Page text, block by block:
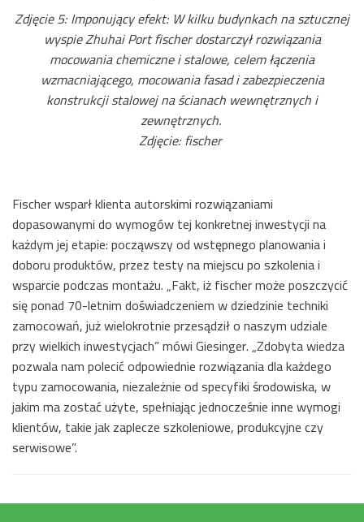
Zdjęcie 5: Imponujący efekt: W kilku budynkach na sztucznej
wyspie Zhuhai Port fischer dostarczył rozwiązania
mocowania chemiczne i stalowe, celem łączenia
wzmacniającego, mocowania fasad i zabezpieczenia
konstrukcji stalowej na ścianach wewnętrznych i
zewnętrznych.
Zdjęcie: fischer
Fischer wsparł klienta autorskimi rozwiązaniami
dopasowanymi do wymogów tej konkretnej inwestycji na
każdym jej etapie: począwszy od wstępnego planowania i
doboru produktów, przez testy na miejscu po szkolenia i
wsparcie podczas montażu. „Fakt, iż fischer może poszczycić
się ponad 70-letnim doświadczeniem w dziedzinie techniki
zamocowań, już wielokrotnie przesądził o naszym udziale
przy wielkich inwestycjach” mówi Giesinger. „Zdobyta wiedza
pozwala nam polecić odpowiednie rozwiązania dla każdego
typu zamocowania, niezależnie od specyfiki środowiska, w
jakim ma zostać użyte, spełniając jednocześnie inne wymogi
klientów, takie jak zaplecze szkoleniowe, produkcyjne czy
serwisowe”.